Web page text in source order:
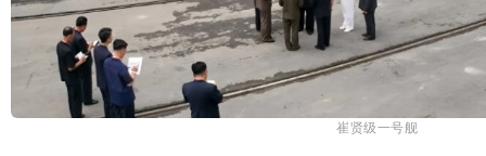
崔贤级一号舰